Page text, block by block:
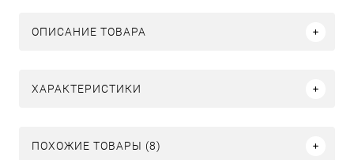
ОПИСАНИЕ ТОВАРА
ХАРАКТЕРИСТИКИ
ПОХОЖИЕ ТОВАРЫ (8)